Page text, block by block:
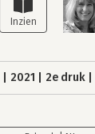
2021 2e druk